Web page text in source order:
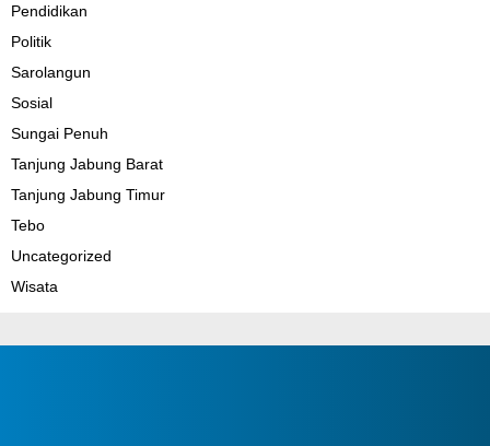
Pendidikan
Politik
Sarolangun
Sosial
Sungai Penuh
Tanjung Jabung Barat
Tanjung Jabung Timur
Tebo
Uncategorized
Wisata